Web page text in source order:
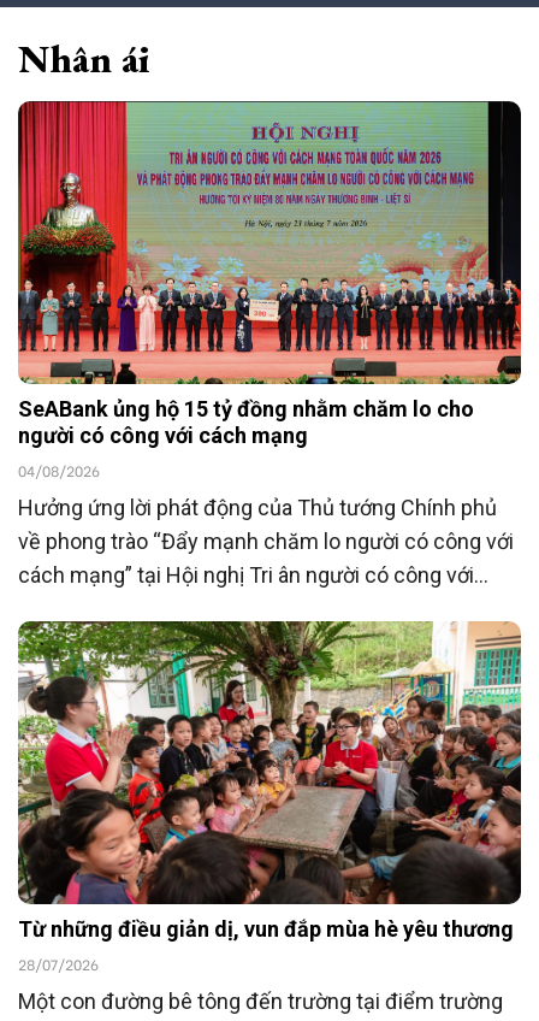
Nhân ái
SeABank ủng hộ 15 tỷ đồng nhằm chăm lo cho
người có công với cách mạng
04/08/2026
Hưởng ứng lời phát động của Thủ tướng Chính phủ
về phong trào “Đẩy mạnh chăm lo người có công với
cách mạng” tại Hội nghị Tri ân người có công với
23/7/2026, Ngân hàng TMCP Đông Nam Á
(SeABank) đã ủng hộ 15 tỷ đồng góp phần chăm lo
người có công với cách mạng hướng tới kỷ niệm 80
năm Ngày Thương binh - Liệt sĩ (27/7/1947 -
27/7/2027).
Từ những điều giản dị, vun đắp mùa hè yêu thương
28/07/2026
Một con đường bê tông đến trường tại điểm trường